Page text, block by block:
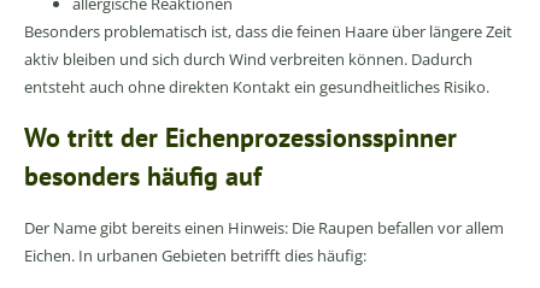
Besonders problematisch ist, dass die feinen Haare über längere Zeit
aktiv bleiben und sich durch Wind verbreiten können. Dadurch
entsteht auch ohne direkten Kontakt ein gesundheitliches Risiko.
Wo tritt der Eichenprozessionsspinner
besonders häufig auf
Der Name gibt bereits einen Hinweis: Die Raupen befallen vor allem
Eichen. In urbanen Gebieten betrifft dies häufig: